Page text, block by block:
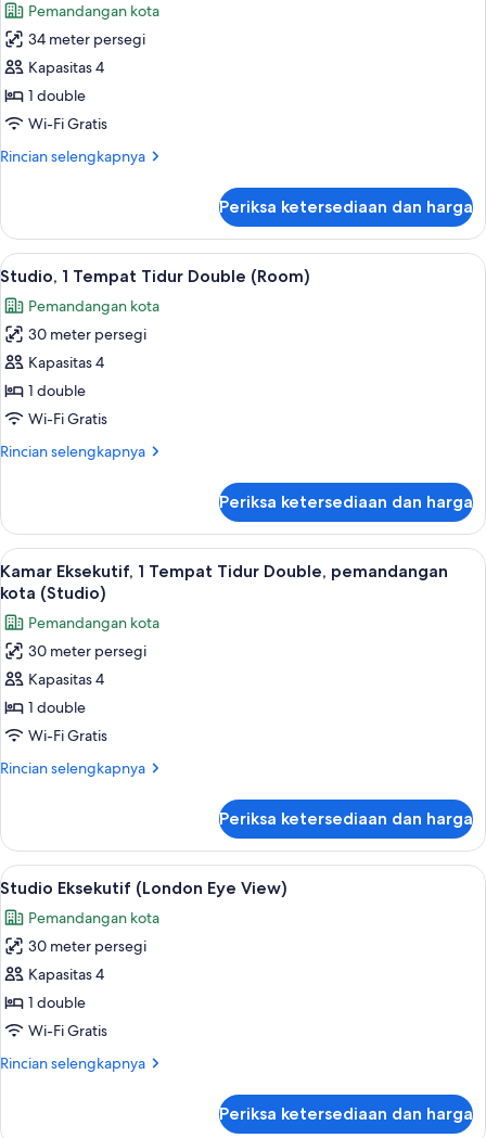
foto
untuk
Suite
Junior,
1
Tidur
Eye
View)
Pemandangan kota
34 meter persegi
Kapasitas 4
1 double
Wi-Fi Gratis
Rincian selengkapnya
Rincian
Suite
Junior,
1
Tidur
Double
(London
Eye
View)
Periksa ketersediaan dan harga
Lihat
semua
foto
untuk
Studio,
1
Tempat
Double
Studio, 1 Tempat Tidur Double
5
Studio, 1 Tempat Tidur Double (Room)
Pemandangan kota
30 meter persegi
Kapasitas 4
1 double
Wi-Fi Gratis
Rincian selengkapnya
Rincian
Studio,
Tempat
Tidur
Double
(Room)
Periksa ketersediaan dan harga
Lihat
semua
foto
untuk
Kamar
Eksekutif,
1
Tempat
Tidur
kota
(Studio)
Kamar Eksekutif, 1 Tempat Tidur
7
Kamar Eksekutif, 1 Tempat Tidur Double, pemandangan
kota (Studio)
Pemandangan kota
30 meter persegi
Kapasitas 4
1 double
Wi-Fi Gratis
Rincian selengkapnya
Rincian
Kamar
Eksekutif,
1
Tidur
Double,
pemandangan
kota
(Studio)
Periksa ketersediaan dan harga
Lihat
semua
foto
untuk
Studio
Eksekutif
(London
View)
Studio Eksekutif (London Eye View) |
5
Studio Eksekutif (London Eye View)
Pemandangan kota
30 meter persegi
Kapasitas 4
1 double
Wi-Fi Gratis
Rincian selengkapnya
Rincian
Periksa ketersediaan dan harga